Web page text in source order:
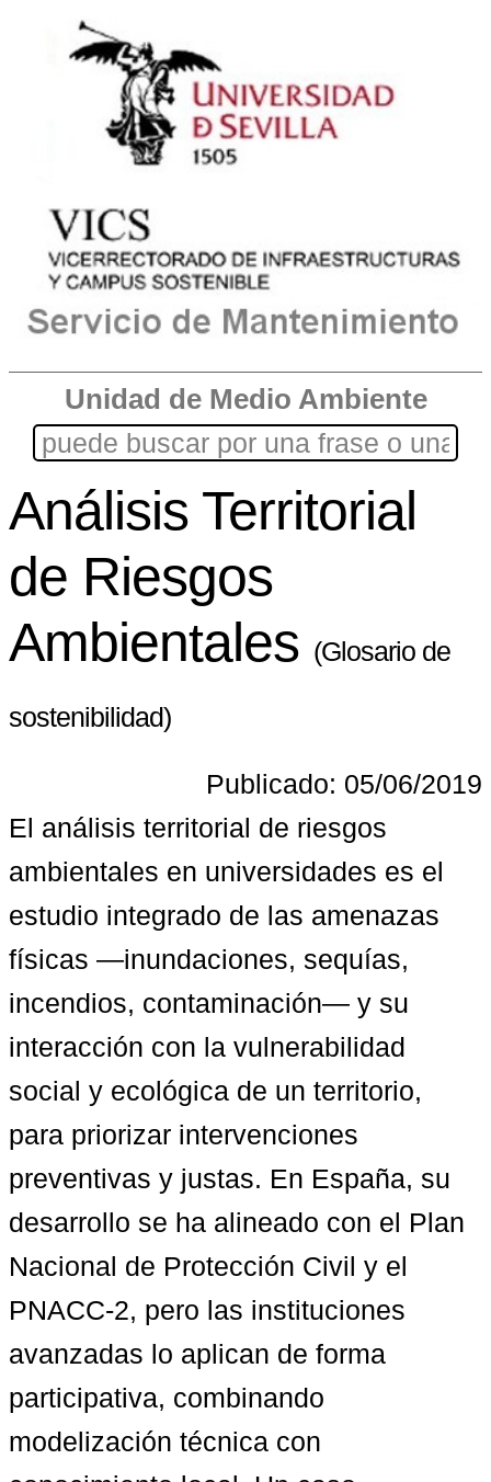
Unidad de Medio Ambiente
Análisis Territorial
de Riesgos
Ambientales (Glosario de
sostenibilidad)
Publicado: 05/06/2019
El análisis territorial de riesgos
ambientales en universidades es el
estudio integrado de las amenazas
físicas —inundaciones, sequías,
incendios, contaminación— y su
interacción con la vulnerabilidad
social y ecológica de un territorio,
para priorizar intervenciones
preventivas y justas. En España, su
desarrollo se ha alineado con el Plan
Nacional de Protección Civil y el
PNACC-2, pero las instituciones
avanzadas lo aplican de forma
participativa, combinando
modelización técnica con